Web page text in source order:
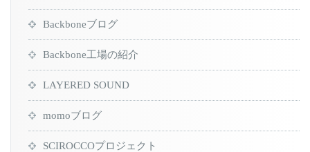
Backboneブログ
Backbone工場の紹介
LAYERED SOUND
momoブログ
SCIROCCOプロジェクト